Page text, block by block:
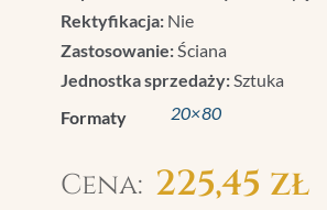
Rektyfikacja:Nie
Zastosowanie:Ściana
Jednostka sprzedaży:Sztuka
Formaty
20×80
225,45 zł